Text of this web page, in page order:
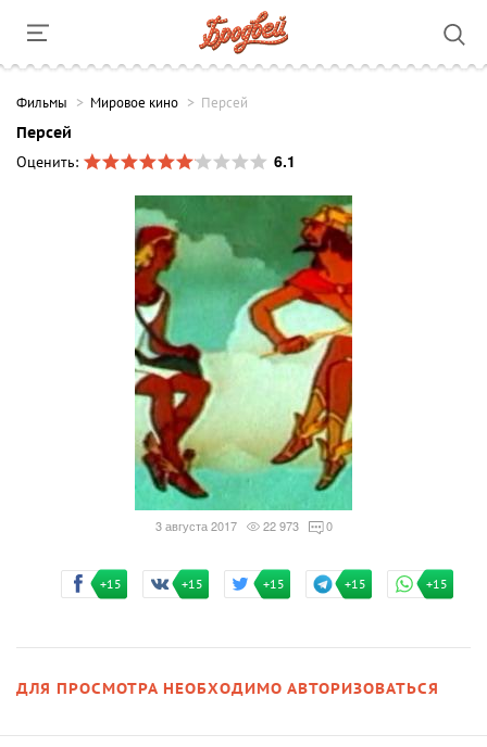
Фильмы Мировое кино Персей
Персей
Оценить:
6.1
3 августа 2017 22 973 0
+15 +15 +15 +15 +15
ДЛЯ ПРОСМОТРА НЕОБХОДИМО АВТОРИЗОВАТЬСЯ